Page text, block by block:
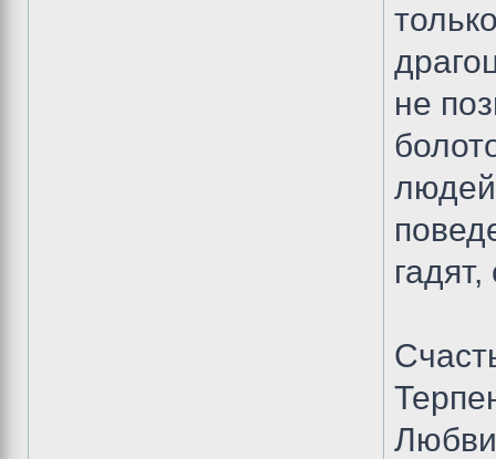
не